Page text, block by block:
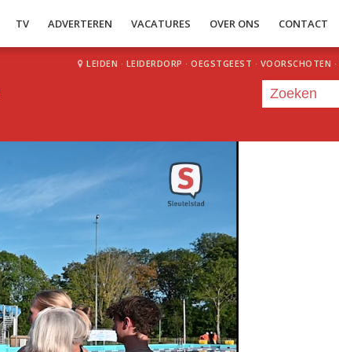
TV ADVERTEREN VACATURES OVER ONS CONTACT
LEIDEN · LEIDERDORP · OEGSTGEEST · VOORSCHOTEN ·